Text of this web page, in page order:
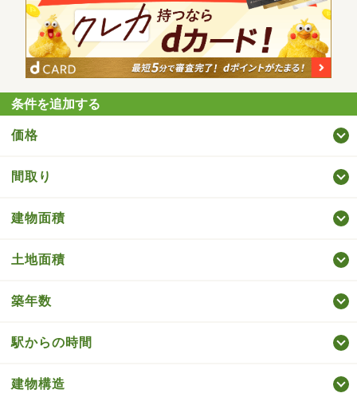
条件を追加する
価格
間取り
建物面積
土地面積
築年数
駅からの時間
建物構造